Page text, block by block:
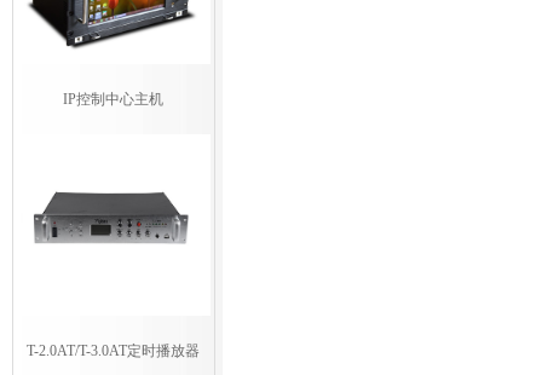
IP控制中心主机
T-2.0AT/T-3.0AT定时播放器